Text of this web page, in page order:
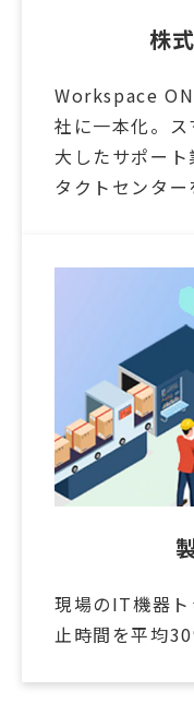
株
Workspace
社に一本化。
大したサポー
タクトセンター
現場のIT機器
止時間を平均